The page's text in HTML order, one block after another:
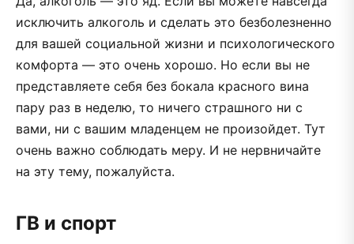
исключить алкоголь и сделать это безболезненно
для вашей социальной жизни и психологического
комфорта — это очень хорошо. Но если вы не
представляете себя без бокала красного вина
пару раз в неделю, то ничего страшного ни с
вами, ни с вашим младенцем не произойдет. Тут
очень важно соблюдать меру. И не нервничайте
на эту тему, пожалуйста.
ГВ и спорт